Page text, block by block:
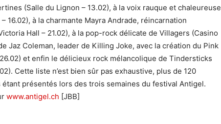
(Salle du Lignon – 13.02), à la voix rauque et chaleureuse
16.02), à la charmante Mayra Andrade, réincarnation
Hall – 21.02), à la pop-rock délicate de Villagers (Casino
Jaz Coleman, leader de Killing Joke, avec la création du Pink
et enfin le délicieux rock mélancolique de Tindersticks
Cette liste n’est bien sûr pas exhaustive, plus de 120
présentés lors des trois semaines du festival Antigel.
www.antigel.ch [JBB]